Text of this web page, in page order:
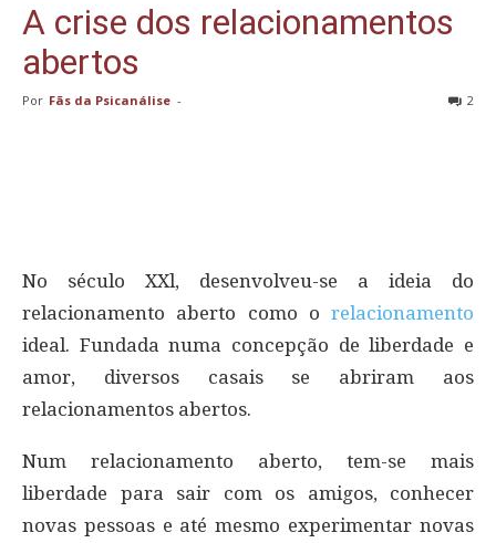
A crise dos relacionamentos
abertos
Por Fãs da Psicanálise - 2
No século XXl, desenvolveu-se a ideia do
relacionamento aberto como o relacionamento
ideal. Fundada numa concepção de liberdade e
amor, diversos casais se abriram aos
relacionamentos abertos.
Num relacionamento aberto, tem-se mais
liberdade para sair com os amigos, conhecer
novas pessoas e até mesmo experimentar novas